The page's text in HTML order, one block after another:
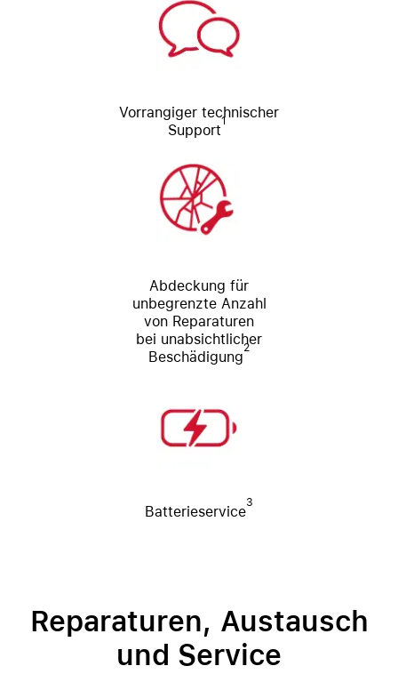
Vorrangiger technischer
Support
1
Abdeckung für
unbegrenzte Anzahl
von Reparaturen
bei unabsichtlicher
Beschädigung
2
Batterieservice
3
Reparaturen, Austausch
und Service